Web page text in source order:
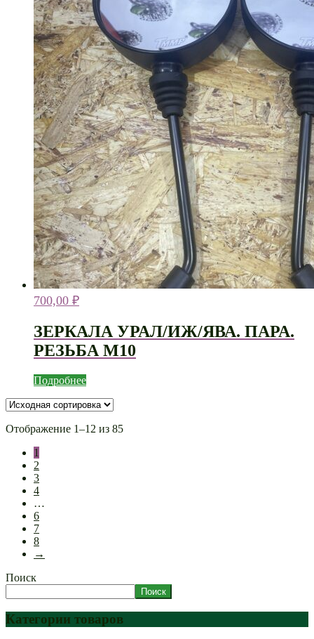
700,00 ₽
ЗЕРКАЛА УРАЛ/ИЖ/ЯВА. ПАРА.
РЕЗЬБА М10
Подробнее
Отображение 1–12 из 85
1
2
3
4
…
6
7
8
→
Поиск
Поиск
Категории товаров